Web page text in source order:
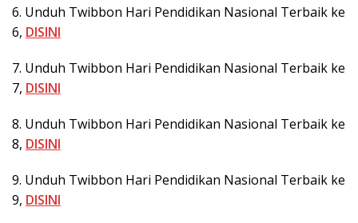
6. Unduh Twibbon Hari Pendidikan Nasional Terbaik ke
6, DISINI
7. Unduh Twibbon Hari Pendidikan Nasional Terbaik ke
7, DISINI
8. Unduh Twibbon Hari Pendidikan Nasional Terbaik ke
8, DISINI
9. Unduh Twibbon Hari Pendidikan Nasional Terbaik ke
9, DISINI